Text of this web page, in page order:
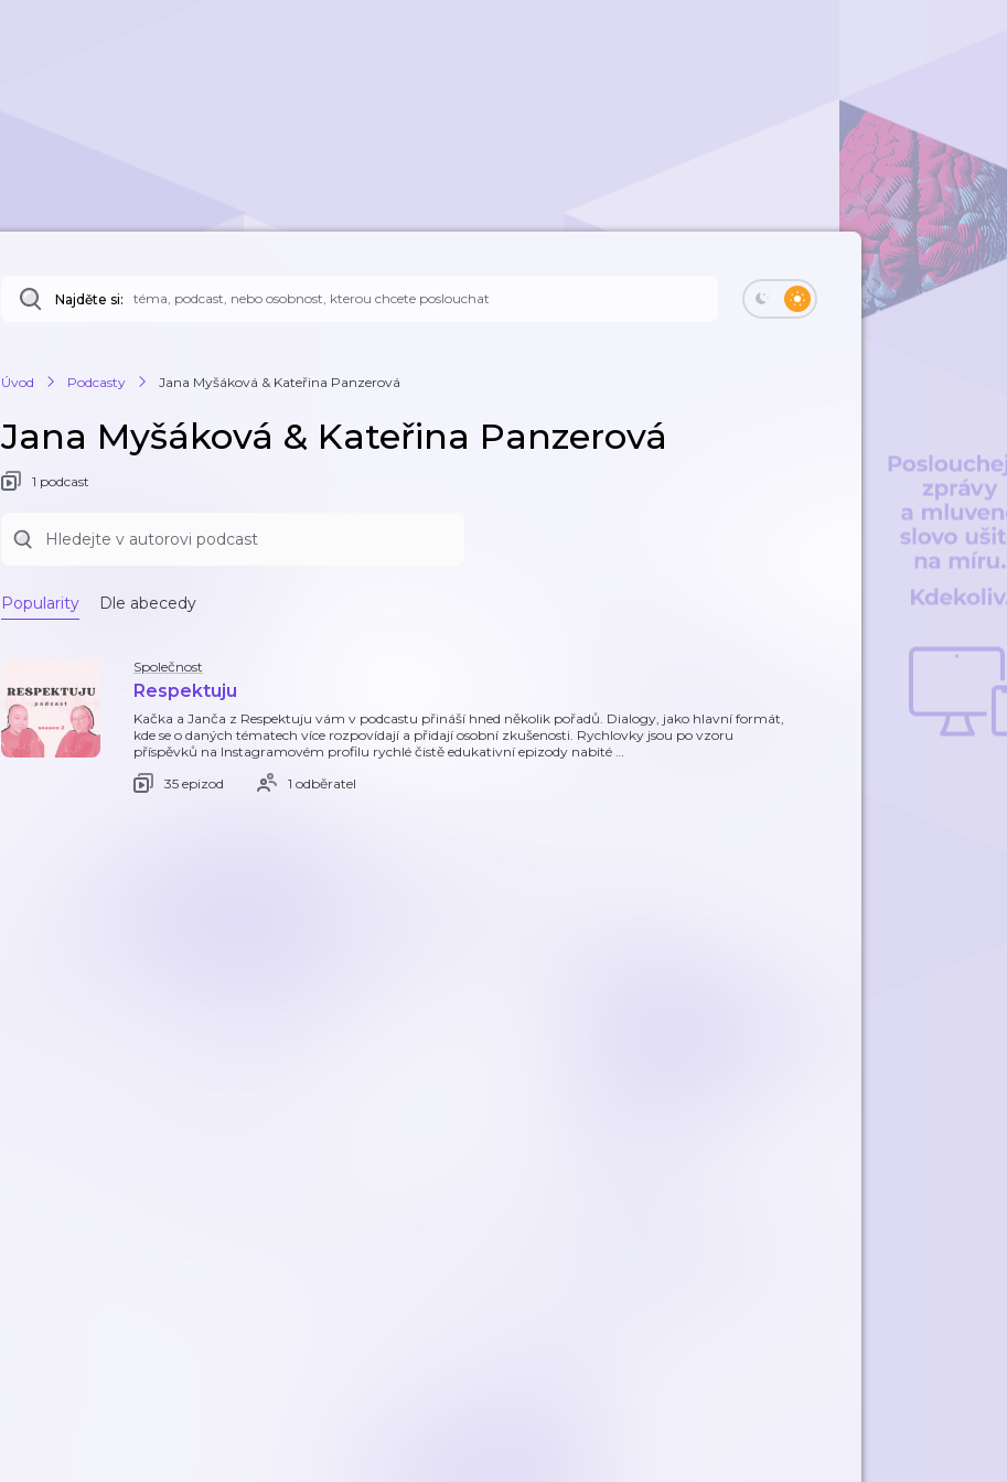
Najděte si:
Úvod Podcasty Jana Myšáková & Kateřina Panzerová
Jana Myšáková & Kateřina Panzerová
1 podcast
Popularity Dle abecedy
Společnost
Respektuju
Kačka a Janča z Respektuju vám v podcastu přináší hned několik pořadů. Dialogy, jako hlavní formát,
kde se o daných tématech více rozpovídají a přidají osobní zkušenosti. Rychlovky jsou po vzoru
příspěvků na Instagramovém profilu rychlé čistě edukativní epizody nabité …
35 epizod
1 odběratel